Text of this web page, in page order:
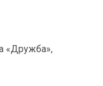
«Дружба»,